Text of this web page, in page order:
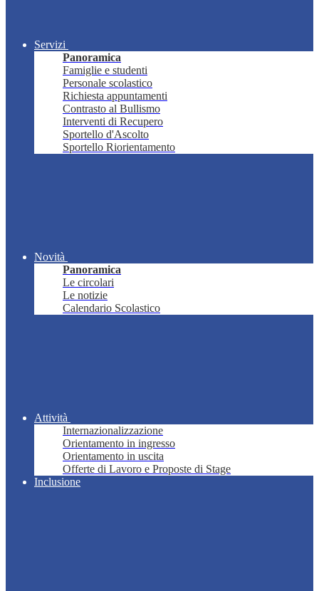
Servizi
Panoramica
Famiglie e studenti
Personale scolastico
Richiesta appuntamenti
Contrasto al Bullismo
Interventi di Recupero
Sportello d'Ascolto
Sportello Riorientamento
Novità
Panoramica
Le circolari
Le notizie
Calendario Scolastico
Attività
Internazionalizzazione
Orientamento in ingresso
Orientamento in uscita
Offerte di Lavoro e Proposte di Stage
Inclusione